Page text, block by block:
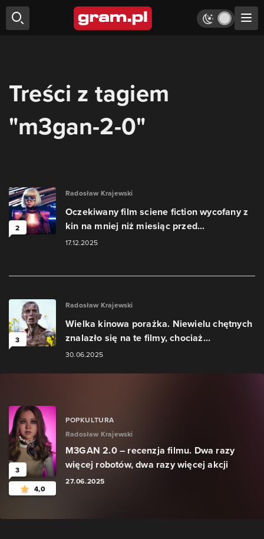
Treści z tagiem
"m3gan-2-0"
2
Radosław Krajewski
Oczekiwany film sciene fiction wycofany z
kin na mniej niż miesiąc przed...
17.12.2025
3
Radosław Krajewski
Wielka kinowa porażka. Niewielu chętnych
znalazło się na te filmy, chociaż...
30.06.2025
3
4,0
POPKULTURA
Radosław Krajewski
M3GAN 2.0 – recenzja filmu. Dwa razy
więcej robotów, dwa razy więcej akcji
27.06.2025